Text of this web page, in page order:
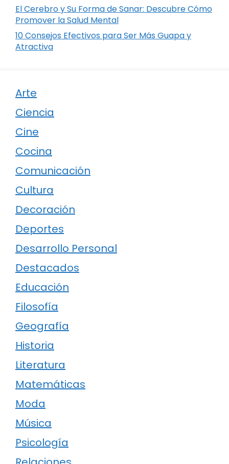
El Cerebro y Su Forma de Sanar: Descubre Cómo
Promover la Salud Mental
10 Consejos Efectivos para Ser Más Guapa y
Atractiva
Arte
Ciencia
Cine
Cocina
Comunicación
Cultura
Decoración
Deportes
Desarrollo Personal
Destacados
Educación
Filosofía
Geografía
Historia
Literatura
Matemáticas
Moda
Música
Psicología